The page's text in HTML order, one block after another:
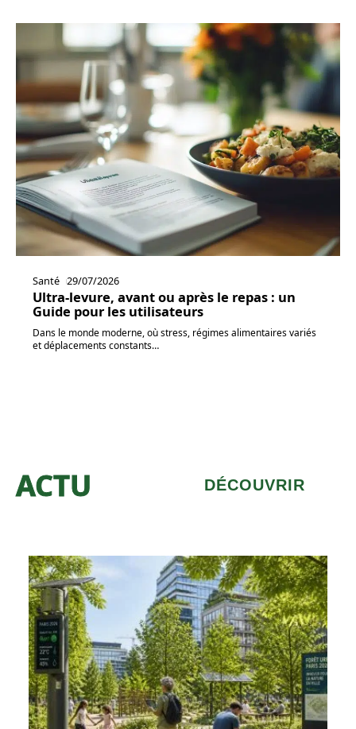
Santé 29/07/2026
Ultra-levure, avant ou après le repas : un
Guide pour les utilisateurs
Dans le monde moderne, où stress, régimes alimentaires variés
et déplacements constants…
ACTU DÉCOUVRIR